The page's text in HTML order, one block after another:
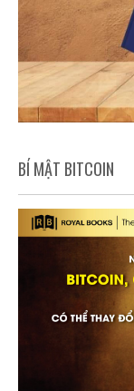
BÍ MẬT BITCOIN